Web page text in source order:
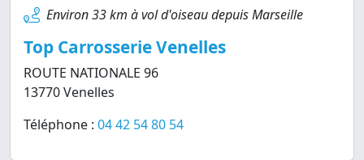
Environ 33 km à vol d'oiseau depuis Marseille
Top Carrosserie Venelles
ROUTE NATIONALE 96
13770 Venelles
Téléphone : 04 42 54 80 54